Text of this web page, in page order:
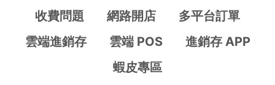
收費問題
網路開店
多平台訂單
雲端進銷存
雲端 POS
進銷存 APP
蝦皮專區